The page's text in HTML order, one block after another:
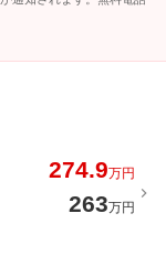
274.9万円
263万円